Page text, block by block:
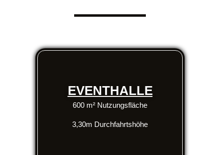
EVENTHALLE
600 m² Nutzungsfläche
3,30m Durchfahrtshöhe